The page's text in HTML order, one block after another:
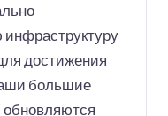
достижения
большие
обновляются